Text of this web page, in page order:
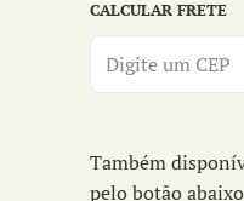
CALCULAR FRETE
Também
pelo botão